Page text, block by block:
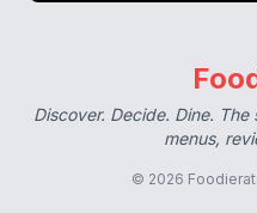
Discover. Decide. Dine.
menus,
© 2026